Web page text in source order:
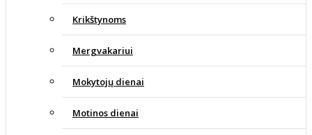
Krikštynoms
Mergvakariui
Mokytojų dienai
Motinos dienai